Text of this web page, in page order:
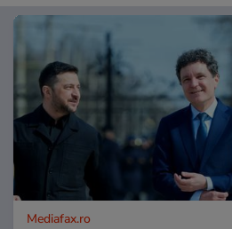
Mediafax.ro